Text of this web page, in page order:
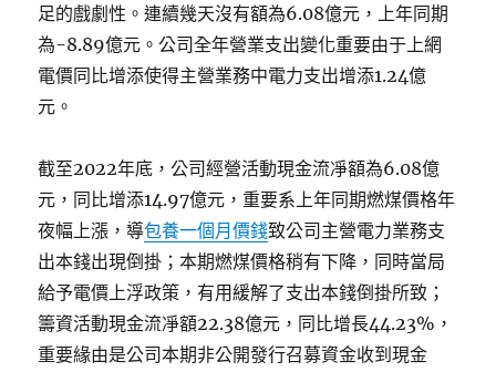
足的戲劇性。連續幾天沒有額為6.08億元，上年同期
為-8.89億元。公司全年營業支出變化重要由于上網
電價同比增添使得主營業務中電力支出增添1.24億
元。
截至2022年底，公司經營活動現金流凈額為6.08億
元，同比增添14.97億元，重要系上年同期燃煤價格年
夜幅上漲，導包養一個月價錢致公司主營電力業務支
出本錢出現倒掛；本期燃煤價格稍有下降，同時當局
給予電價上浮政策，有用緩解了支出本錢倒掛所致；
籌資活動現金流凈額22.38億元，同比增長44.23%，
重要緣由是公司本期非公開發行召募資金收到現金